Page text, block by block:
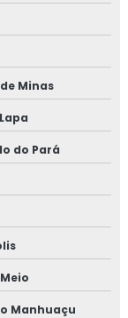
e
Minas
do Pará
Manhuaçu